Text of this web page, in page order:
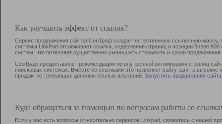
Как улучшить эффект от ссылок?
Сервис продвижения сайтов СеоТраф создает естественную ссылочную
системы LinkPad отслеживает ссылки, содержание страниц и позиции более
систем, что позволяет существенно уменьшить стоимость и сроки продвижения.
СеоТраф предоставляет рекомендации по внутренней оптимизации страниц
поисковых системах. Вместе со ссылками это позволяет сайту занять
продаж, не требующих дополнительных вложений. Запустить продвижение сайта
Куда обращаться за помощью по вопросам работы со
Если у вас есть вопросы относительно сервисов Linkpad, свяжитесь с нашей